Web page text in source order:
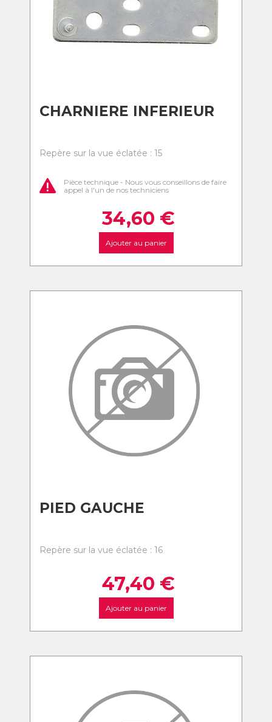
CHARNIERE INFERIEUR
Repère sur la vue éclatée : 15
Pièce technique - Nous vous conseillons de faire
appel à l'un de nos techniciens
34,60 €
Ajouter au panier
PIED GAUCHE
Repère sur la vue éclatée : 16
47,40 €
Ajouter au panier